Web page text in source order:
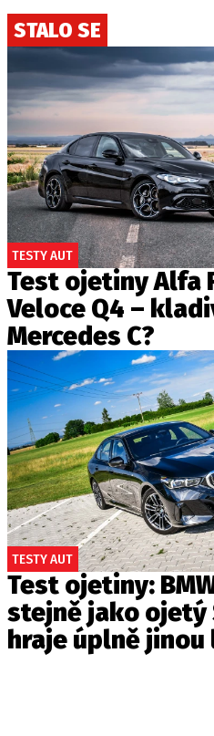
STALO SE
TESTY AUT
Test ojetiny Alfa
Veloce Q4 –
Mercedes C?
TESTY AUT
Test ojetiny:
stejně jako ojetý
hraje úplně jinou